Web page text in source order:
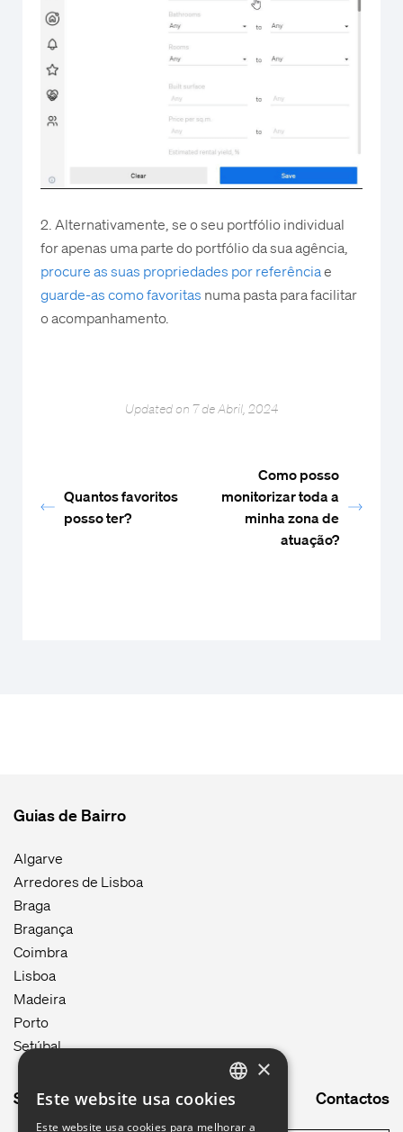
2. Alternativamente, se o seu portfólio individual
for apenas uma parte do portfólio da sua agência,
procure as suas propriedades por referênciae
guarde-as como favoritas numa pasta para facilitar
o acompanhamento.
Updated on 7 de Abril, 2024
Quantos favoritos
posso ter?
Como posso
monitorizar toda a
minha zona de
atuação?
Guias de Bairro
Algarve
Arredores de Lisboa
Braga
Bragança
Coimbra
Lisboa
Madeira
Porto
Setúbal
Site map Contactos
ENGLISH
×
Este website usa cookies
Este website usa cookies para melhorar a